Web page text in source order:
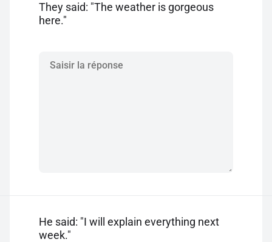
They said: "The weather is gorgeous
here."
He said: "I will explain everything next
week."